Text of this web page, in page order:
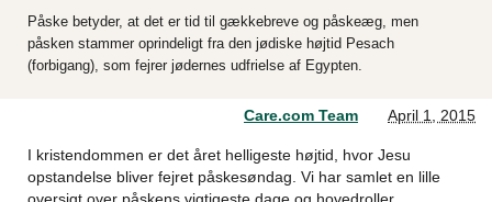
Påske betyder, at det er tid til gækkebreve og påskeæg, men
påsken stammer oprindeligt fra den jødiske højtid Pesach
(forbigang), som fejrer jødernes udfrielse af Egypten.
Care.com Team April 1, 2015
I kristendommen er det året helligeste højtid, hvor Jesu
opstandelse bliver fejret påskesøndag. Vi har samlet en lille